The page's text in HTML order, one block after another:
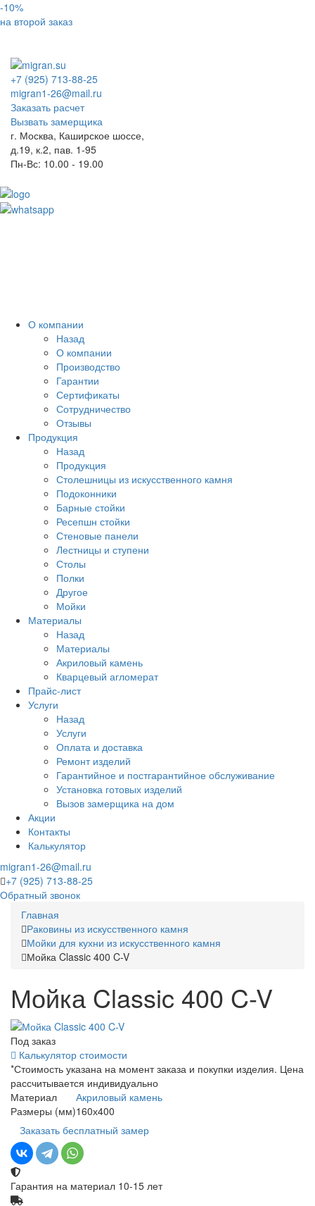
-10%
на второй заказ
+7 (925) 713-88-25
migran1-26@mail.ru
Заказать расчет
Вызвать замерщика
г. Москва, Каширское шоссе,
д.19, к.2, пав. 1-95
Пн-Вс: 10.00 - 19.00
О компании
Назад
О компании
Производство
Гарантии
Сертификаты
Сотрудничество
Отзывы
Продукция
Назад
Продукция
Столешницы из искусственного камня
Подоконники
Барные стойки
Ресепшн стойки
Стеновые панели
Лестницы и ступени
Столы
Полки
Другое
Мойки
Материалы
Назад
Материалы
Акриловый камень
Кварцевый агломерат
Прайс-лист
Услуги
Назад
Услуги
Оплата и доставка
Ремонт изделий
Гарантийное и постгарантийное обслуживание
Установка готовых изделий
Вызов замерщика на дом
Акции
Контакты
Калькулятор
migran1-26@mail.ru
+7 (925) 713-88-25
Обратный звонок
Главная
Раковины из искусственного камня
Мойки для кухни из искусственного камня
Мойка Classic 400 C-V
Мойка Classic 400 C-V
Под заказ
Калькулятор стоимости
*Стоимость указана на момент заказа и покупки изделия. Цена
рассчитывается индивидуально
Материал
Акриловый камень
Размеры (мм)160х400
Заказать бесплатный замер
Гарантия на материал 10-15 лет